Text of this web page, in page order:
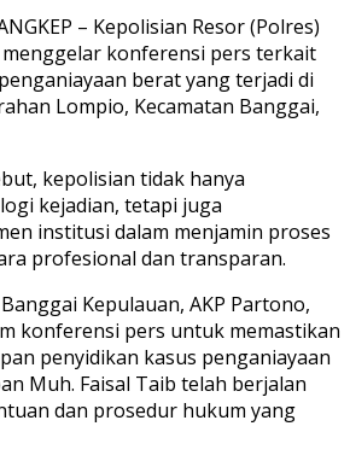
– Kepolisian Resor (Polres)
konferensi pers terkait
berat yang terjadi di
Lompio, Kecamatan Banggai,
kepolisian tidak hanya
kejadian, tetapi juga
institusi dalam menjamin proses
profesional dan transparan.
Kepulauan, AKP Partono,
konferensi pers untuk memastikan
penyidikan kasus penganiayaan
Muh. Faisal Taib telah berjalan
dan prosedur hukum yang